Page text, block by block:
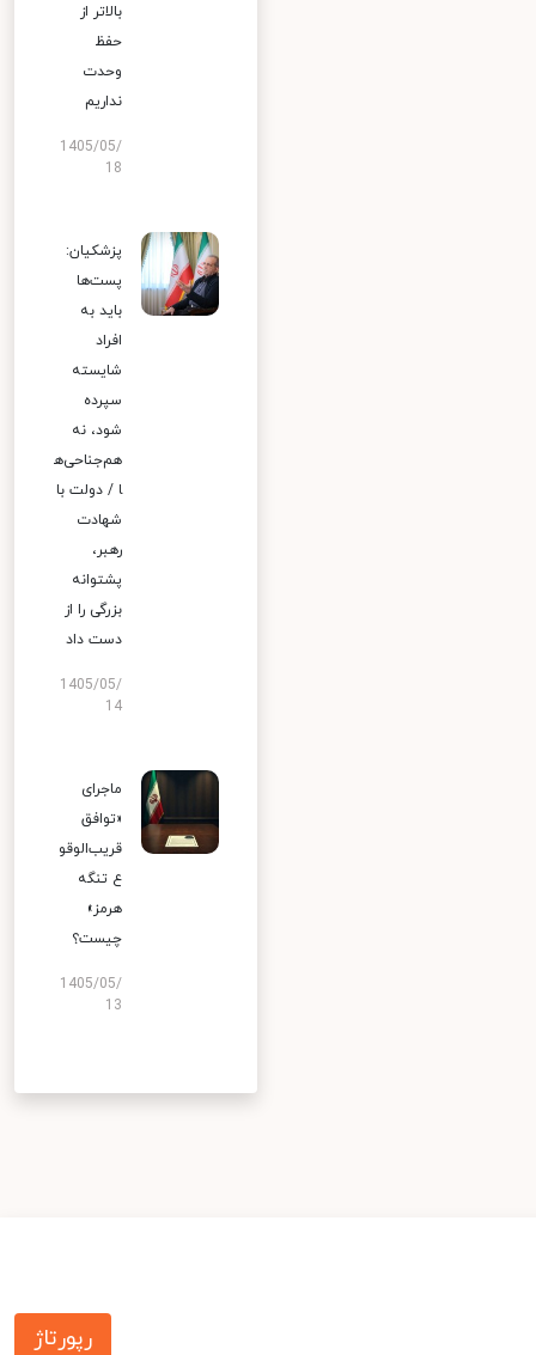
بالاتر از
حفظ
وحدت
نداریم
1405/05/
18
پزشکیان:
پست‌ها
باید به
افراد
شایسته
سپرده
شود، نه
هم‌جناحی‌ه
ا / دولت با
شهادت
رهبر،
پشتوانه
بزرگی را از
دست داد
1405/05/
14
ماجرای
«توافق
قریب‌الوقو
ع تنگه
هرمز»
چیست؟
1405/05/
13
رپورتاژ